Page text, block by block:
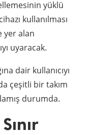
yüklü
kullanılması
yer alan
uyaracak.
dair kullanıcıyı
çeşitli bir takım
durumda.